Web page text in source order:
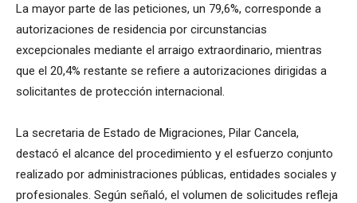
La mayor parte de las peticiones, un 79,6%, corresponde a
autorizaciones de residencia por circunstancias
excepcionales mediante el arraigo extraordinario, mientras
que el 20,4% restante se refiere a autorizaciones dirigidas a
solicitantes de protección internacional.
La secretaria de Estado de Migraciones, Pilar Cancela,
destacó el alcance del procedimiento y el esfuerzo conjunto
realizado por administraciones públicas, entidades sociales y
profesionales. Según señaló, el volumen de solicitudes refleja